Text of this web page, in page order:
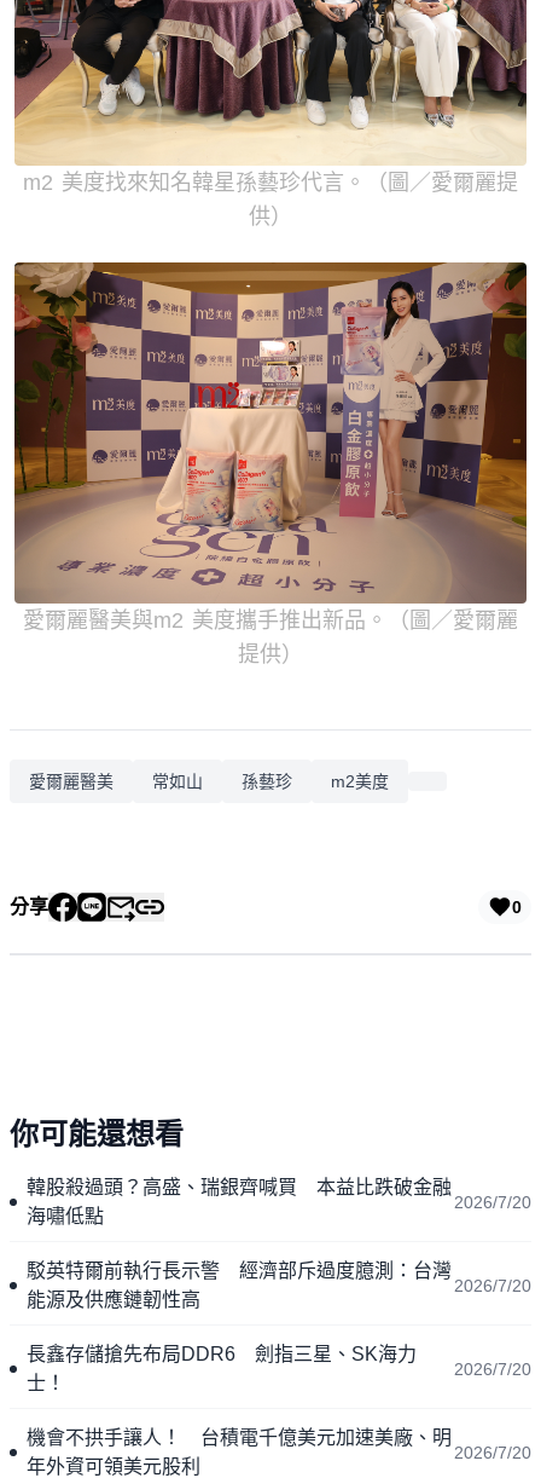
m2 美度找來知名韓星孫藝珍代言。（圖／愛爾麗提
供）
愛爾麗醫美與m2 美度攜手推出新品。（圖／愛爾麗
提供）
愛爾麗醫美 常如山 孫藝珍 m2美度
分享 0
你可能還想看
韓股殺過頭？高盛、瑞銀齊喊買 本益比跌破金融
海嘯低點
2026/7/20
駁英特爾前執行長示警 經濟部斥過度臆測：台灣
能源及供應鏈韌性高
2026/7/20
長鑫存儲搶先布局DDR6 劍指三星、SK海力
士！
2026/7/20
機會不拱手讓人！ 台積電千億美元加速美廠、明
年外資可領美元股利
2026/7/20